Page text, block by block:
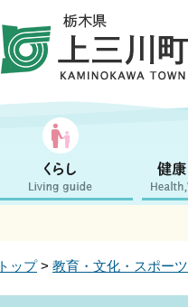
トップ> 教育・文化・スポーツ